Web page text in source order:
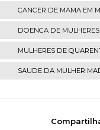
CANCER DE MAMA EM
DOENCA DE
MULHERES DE
SAUDE DA MULHER